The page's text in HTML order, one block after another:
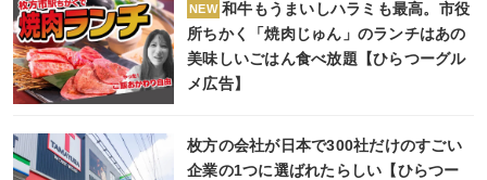
NEW 和牛もうまいしハラミも最高。市役
所ちかく「焼肉じゅん」のランチはあの
美味しいごはん食べ放題【ひらつーグル
メ広告】
枚方の会社が日本で300社だけのすごい
企業の1つに選ばれたらしい【ひらつー